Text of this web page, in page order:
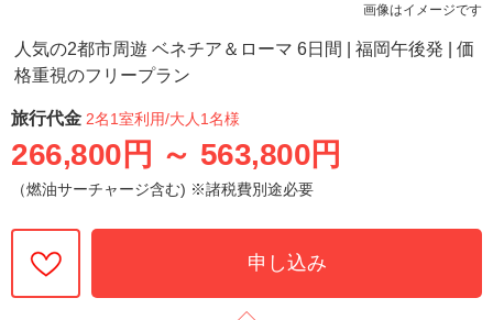
画像はイメージです
人気の2都市周遊 ベネチア＆ローマ 6日間 | 福岡午後発 | 価
格重視のフリープラン
旅行代金 2名1室利用/大人1名様
266,800円 ～ 563,800円
（燃油サーチャージ含む) ※諸税費別途必要
申し込み